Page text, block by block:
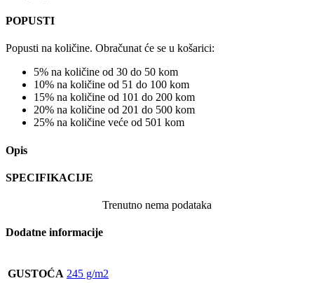
POPUSTI
Popusti na količine. Obračunat će se u košarici:
5% na količine od 30 do 50 kom
10% na količine od 51 do 100 kom
15% na količine od 101 do 200 kom
20% na količine od 201 do 500 kom
25% na količine veće od 501 kom
Opis
SPECIFIKACIJE
Trenutno nema podataka
Dodatne informacije
GUSTOĆA 245 g/m2